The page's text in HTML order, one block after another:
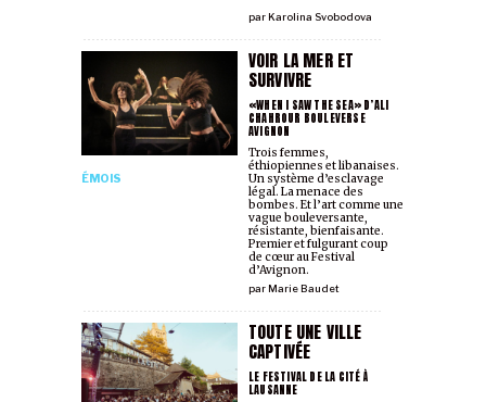
parKarolina Svobodova
VOIR LA MER ET
SURVIVRE
«WHEN I SAW THE SEA» D’ALI
CHAHROUR BOULEVERSE
AVIGNON
ÉMOIS
parMarie Baudet
Trois femmes,
éthiopiennes et libanaises.
Un système d’esclavage
légal. La menace des
bombes. Et l’art comme une
vague bouleversante,
résistante, bienfaisante.
Premier et fulgurant coup
de cœur au Festival
d’Avignon.
TOUTE UNE VILLE
CAPTIVÉE
LE FESTIVAL DE LA CITÉ À
LAUSANNE